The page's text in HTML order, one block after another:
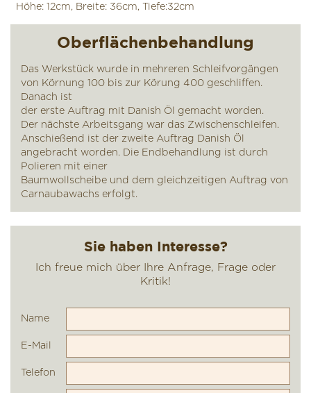
Höhe: 12cm, Breite: 36cm, Tiefe:32cm
Oberflächenbehandlung
Das Werkstück wurde in mehreren Schleifvorgängen
von Körnung 100 bis zur Körung 400 geschliffen.
Danach ist
der erste Auftrag mit Danish Öl gemacht worden.
Der nächste Arbeitsgang war das Zwischenschleifen.
Anschießend ist der zweite Auftrag Danish Öl
angebracht worden. Die Endbehandlung ist durch
Polieren mit einer
Baumwollscheibe und dem gleichzeitigen Auftrag von
Carnaubawachs erfolgt.
Name
E-Mail
Telefon